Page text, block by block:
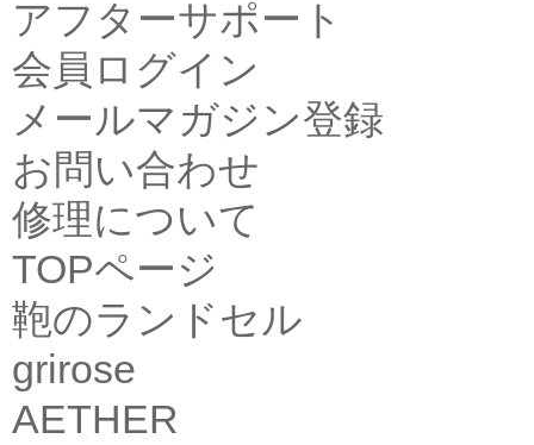
アフターサポート
会員ログイン
メールマガジン登録
お問い合わせ
修理について
TOPページ
鞄のランドセル
grirose
AETHER